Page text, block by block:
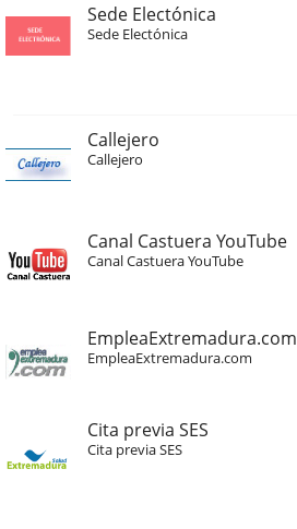
Sede Electónica
Sede Electónica
Callejero
Callejero
Canal Castuera YouTube
Canal Castuera YouTube
EmpleaExtremadura.com
EmpleaExtremadura.com
Cita previa SES
Cita previa SES